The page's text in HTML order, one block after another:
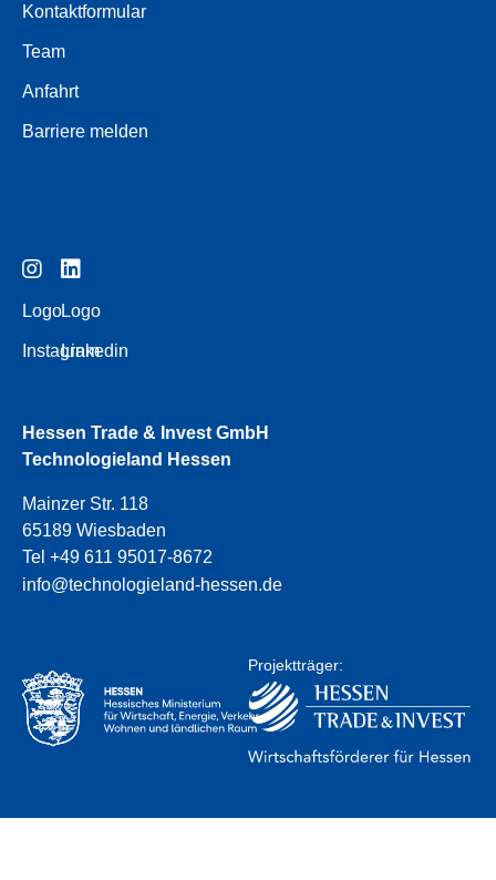
Kontaktformular
Team
Anfahrt
Barriere melden
Logo
Instagram
Logo
Linkedin
Hessen Trade & Invest GmbH
Technologieland Hessen
Mainzer Str. 118
65189 Wiesbaden
Tel +49 611 95017-8672
info@technologieland-hessen.de
Projektträger: